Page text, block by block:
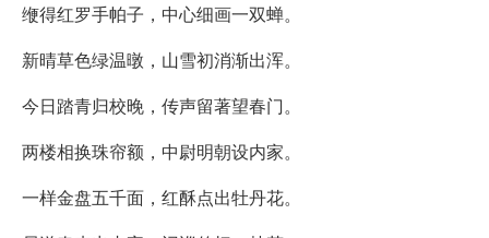
缏得红罗手帕子，中心细画一双蝉。
新晴草色绿温暾，山雪初消渐出浑。
今日踏青归校晚，传声留著望春门。
两楼相换珠帘额，中尉明朝设内家。
一样金盘五千面，红酥点出牡丹花。